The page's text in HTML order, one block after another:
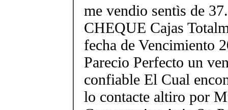
me vendio sentìs de
CHEQUE Cajas
fecha de Vencimiento
Parecio Perfecto un
confiable El Cual
lo contacte altiro por